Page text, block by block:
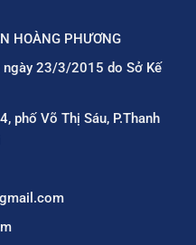
HOÀNG PHƯƠNG
23/3/2015 do Sở Kế
phố Võ Thị Sáu, P.Thanh